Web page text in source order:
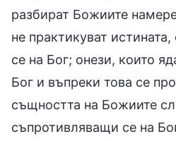
разбират Божиите
не практикуват
се на Бог; онези, които
Бог и въпреки това се
същността на Божиите
съпротивляващи се на